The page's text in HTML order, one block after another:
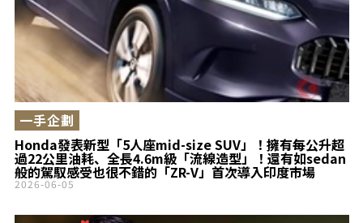
Honda發表新型「5人座mid-size SUV」！擁有每公升超
過22公里油耗、全長4.6m級「流線造型」！還有如sedan
般的駕馭感受也很不錯的「ZR-V」首次導入印度市場
一手企劃
2026-06-05